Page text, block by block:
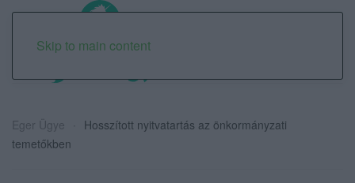
Skip to main content
Eger Ügye
Hosszított nyitvatartás az önkormányzati
temetőkben